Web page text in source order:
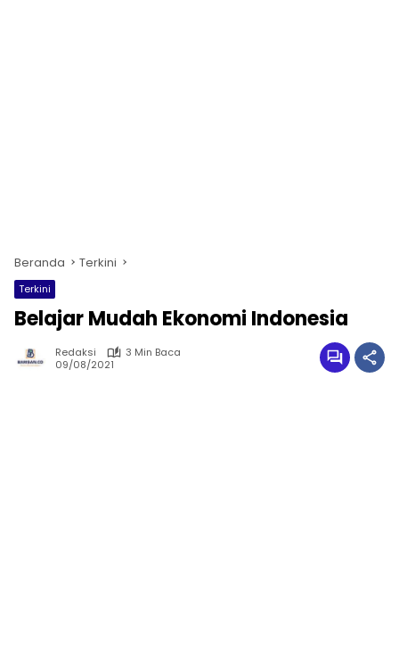
Beranda Terkini
Terkini
Belajar Mudah Ekonomi Indonesia
Redaksi
3 Min Baca
09/08/2021